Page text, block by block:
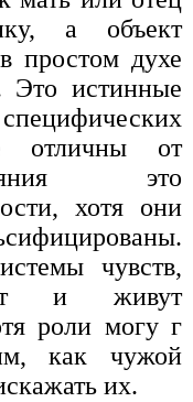
а объект
простом духе
Это истинные
отличны от
это
хотя они
чувств,
и живут
роли могу г
как чужой
их.